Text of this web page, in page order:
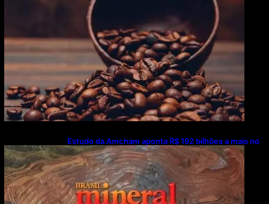
Estudo da Amcham aponta R$ 192 bilhões a mais no
PIB